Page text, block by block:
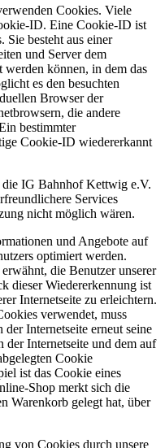
Cookies. Viele
ID. Eine Cookie-ID ist
Sie besteht aus einer
und Server dem
können, in dem das
es den besuchten
Browser der
die andere
bestimmter
Cookie-ID wiedererkannt
IG Bahnhof Kettwig e.V.
Services
nicht möglich wären.
und Angebote auf
optimiert werden.
die Benutzer unserer
dieser Wiedererkennung ist
Internetseite zu erleichtern.
verwendet, muss
Internetseite erneut seine
der Internetseite und dem auf
Cookie
ist das Cookie eines
Shop merkt sich die
Warenkorb gelegt hat, über
von Cookies durch unsere